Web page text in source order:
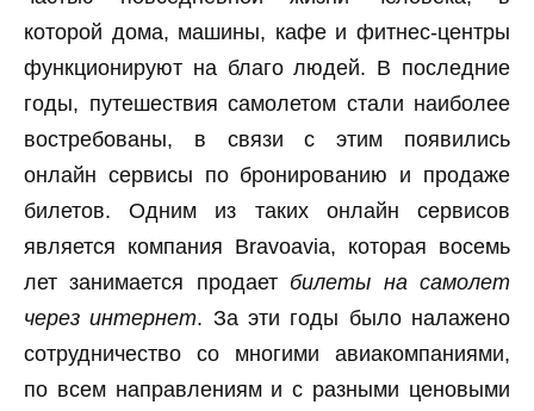
которой дома, машины, кафе и фитнес-центры
функционируют на благо людей. В последние
годы, путешествия самолетом стали наиболее
востребованы, в связи с этим появились
онлайн сервисы по бронированию и продаже
билетов. Одним из таких онлайн сервисов
является компания Bravoavia, которая восемь
лет занимается продает билеты на самолет
через интернет. За эти годы было налажено
сотрудничество со многими авиакомпаниями,
по всем направлениям и с разными ценовыми